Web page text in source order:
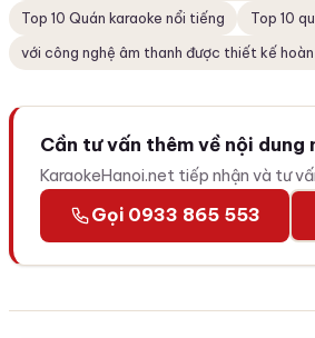
Top 10 Quán karaoke nổi tiếng
Top 10
với công nghệ âm thanh được thiết kế
Cần tư vấn thêm về nội dung
KaraokeHanoi.net tiếp nhận và tư
Gọi 0933 865 553